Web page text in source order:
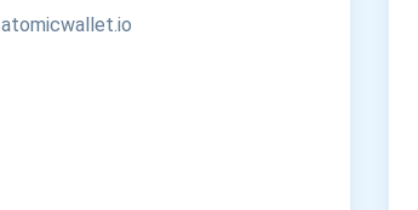
atomicwallet.io